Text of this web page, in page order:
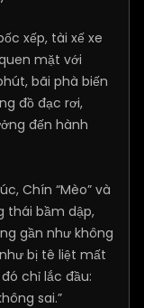
xếp, tài xế xe
mặt với
bãi phà biến
đồ đạc rơi,
đến hành
Chín “Mèo” và
thái bầm dập,
gần như không
bị tê liệt mất
chỉ lắc đầu:
sai.”